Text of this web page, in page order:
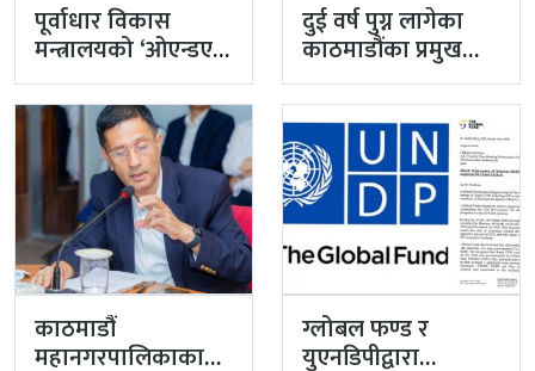
पूर्वाधार विकास
मन्त्रालयको ‘ओएन्डएम’
नटुंगिदा प्रशासनका
सहसचिवको भएन
व्यवस्थापन
दुई वर्ष पुग्न लागेका
काठमाडौंका प्रमुख
प्रशासकीय अधिकृत
गुरागाईं अवकाशमा,…
काठमाडौं
महानगरपालिकाका
ग्लोबल फण्ड र
युएनडिपीद्वारा